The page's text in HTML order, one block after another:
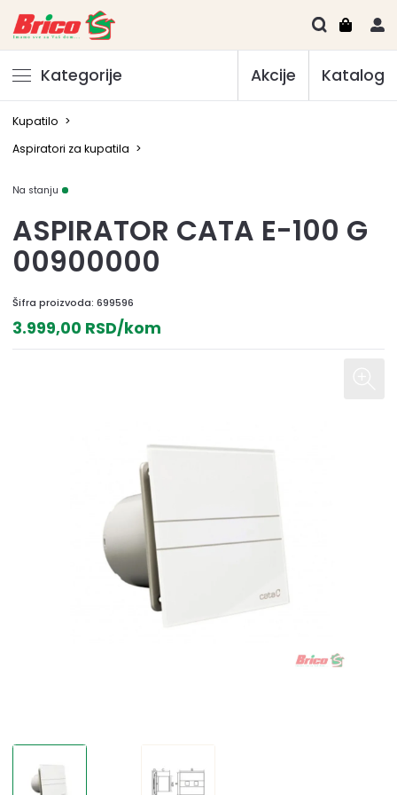
Kategorije Akcije Katalog
Kupatilo >
Aspiratori za kupatila >
Na stanju
ASPIRATOR CATA E-100 G
00900000
Šifra proizvoda: 699596
3.999,00 RSD/kom